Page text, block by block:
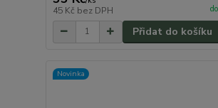
45 Kč bez DPH
Přidat do košíku
Novinka